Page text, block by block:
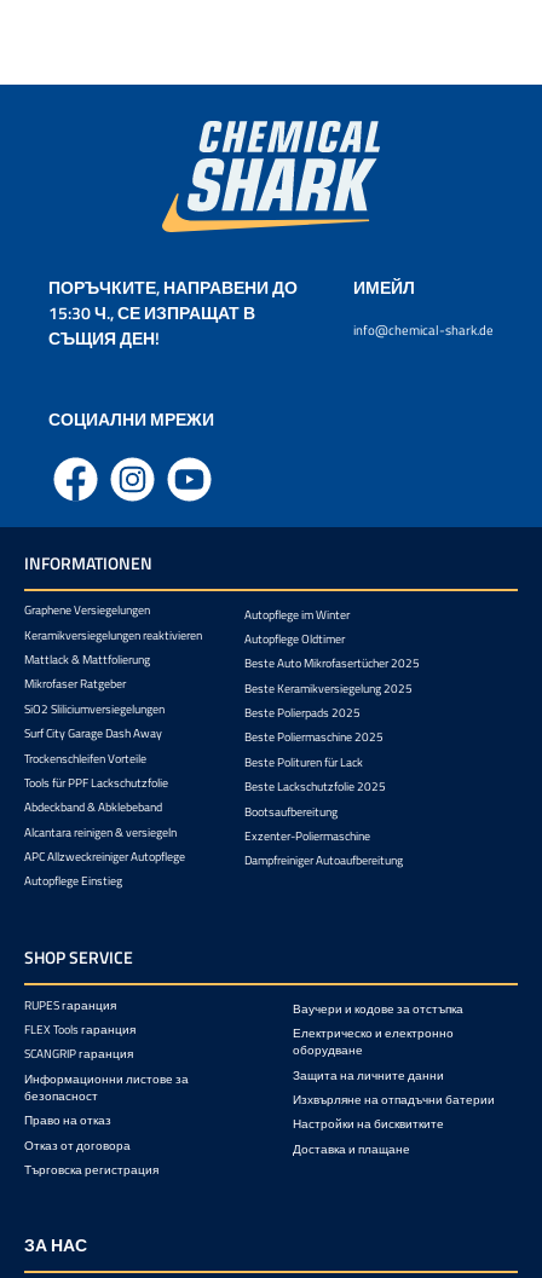
ПОРЪЧКИТЕ, НАПРАВЕНИ ДО
15:30 Ч., СЕ ИЗПРАЩАТ В
СЪЩИЯ ДЕН!
ИМЕЙЛ
info@chemical-shark.de
СОЦИАЛНИ МРЕЖИ
Facebook Instagram YouTube
INFORMATIONEN
Graphene Versiegelungen
Keramikversiegelungen reaktivieren
Mattlack & Mattfolierung
Mikrofaser Ratgeber
SiO2 Sliliciumversiegelungen
Surf City Garage Dash Away
Trockenschleifen Vorteile
Tools für PPF Lackschutzfolie
Abdeckband & Abklebeband
Alcantara reinigen & versiegeln
APC Allzweckreiniger Autopflege
Autopflege Einstieg
Autopflege im Winter
Autopflege Oldtimer
Beste Auto Mikrofasertücher 2025
Beste Keramikversiegelung 2025
Beste Polierpads 2025
Beste Poliermaschine 2025
Beste Polituren für Lack
Beste Lackschutzfolie 2025
Bootsaufbereitung
Exzenter-Poliermaschine
Dampfreiniger Autoaufbereitung
SHOP SERVICE
RUPES гаранция
FLEX Tools гаранция
SCANGRIP гаранция
Информационни листове за
безопасност
Право на отказ
Отказ от договора
Търговска регистрация
Ваучери и кодове за отстъпка
Електрическо и електронно
оборудване
Защита на личните данни
Изхвърляне на отпадъчни батерии
Настройки на бисквитките
Доставка и плащане
ЗА НАС